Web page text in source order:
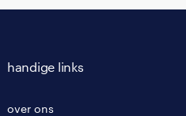
handige links
over ons